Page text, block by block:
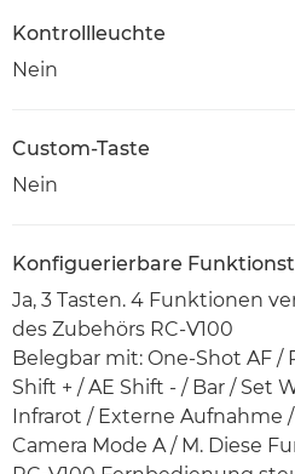
Kontrollleuchte
Nein
Custom-Taste
Nein
Konfiguerierbare
Ja, 3 Tasten. 4 Funktionen
des Zubehörs RC-V100
Belegbar mit: One-Shot AF /
Shift + / AE Shift - / Bar / Set
Infrarot / Externe Aufnahme
Camera Mode A / M. Diese